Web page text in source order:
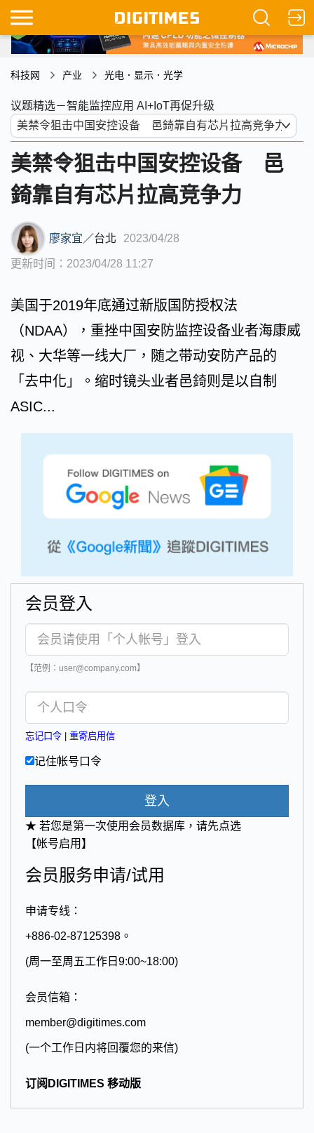
科技网 产业 光电．显示．光学
议题精选－智能监控应用 AI+IoT再促升级
美禁令狙击中国安控设备 邑
錡靠自有芯片拉高竞争力
廖家宜／台北 2023/04/28
更新时间：2023/04/28 11:27
美国于2019年底通过新版国防授权法
（NDAA），重挫中国安防监控设备业者海康威
视、大华等一线大厂，随之带动安防产品的
「去中化」。缩时镜头业者邑錡则是以自制
ASIC...
会员登入
【范例：user@company.com】
忘记口令 重寄启用信
记住帐号口令
登入
★ 若您是第一次使用会员数据库，请先点选
【帐号启用】
会员服务申请/试用
申请专线：
+886-02-87125398。
(周一至周五工作日9:00~18:00)
会员信箱：
member@digitimes.com
(一个工作日内将回覆您的来信)
订阅DIGITIMES 移动版